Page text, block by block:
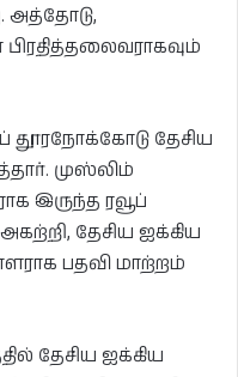
அத்தோடு,
தேசிய
முஸ்லிம்
இருந்த ரவூப்
தேசிய ஐக்கிய
பதவி மாற்றம்
தேசிய ஐக்கிய